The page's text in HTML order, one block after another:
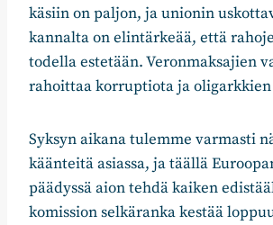
käsiin on paljon, ja unionin
kannalta on elintärkeää, että
todella estetään. Veronmaksajien
rahoittaa korruptiota ja
Syksyn aikana tulemme varmasti
käänteitä asiassa, ja täällä
päädyssä aion tehdä kaiken
komission selkäranka kestää